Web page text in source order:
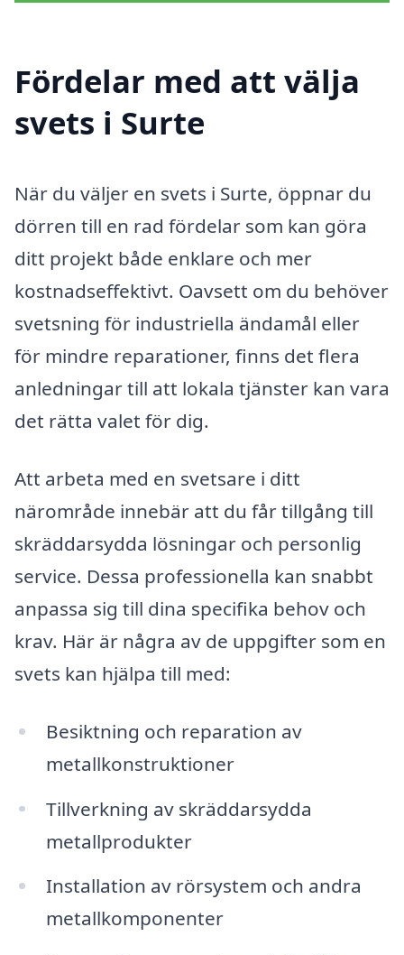
Fördelar med att välja
svets i Surte
När du väljer en svets i Surte, öppnar du
dörren till en rad fördelar som kan göra
ditt projekt både enklare och mer
kostnadseffektivt. Oavsett om du behöver
svetsning för industriella ändamål eller
för mindre reparationer, finns det flera
anledningar till att lokala tjänster kan vara
det rätta valet för dig.
Att arbeta med en svetsare i ditt
närområde innebär att du får tillgång till
skräddarsydda lösningar och personlig
service. Dessa professionella kan snabbt
anpassa sig till dina specifika behov och
krav. Här är några av de uppgifter som en
svets kan hjälpa till med:
Besiktning och reparation av
metallkonstruktioner
Tillverkning av skräddarsydda
metallprodukter
Installation av rörsystem och andra
metallkomponenter